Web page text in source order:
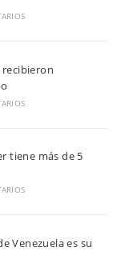
recibieron
tiene más de 5
Venezuela es su